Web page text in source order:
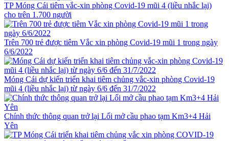
TP Móng Cái tiêm vắc-xin phòng Covid-19 mũi 4 (liều nhắc lại)
cho trên 1.700 người
Trên 700 trẻ được tiêm Vắc xin phòng Covid-19 mũi 1 trong ngày
6/6/2022
Móng Cái dự kiến triển khai tiêm chủng vắc-xin phòng Covid-19
mũi 4 (liều nhắc lại) từ ngày 6/6 đến 31/7/2022
Chính thức thông quan trở lại Lối mở cầu phao tạm Km3+4 Hải
Yên